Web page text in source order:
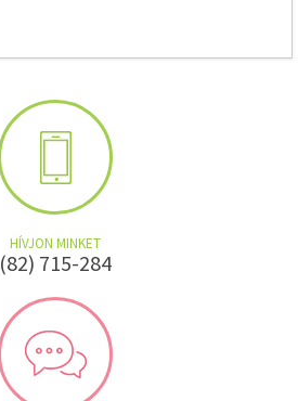
HÍVJON MINKET
(82) 715-284